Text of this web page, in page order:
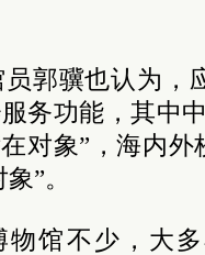
员郭骥也认为，
务功能，其中
对象”，海内外
”。
物馆不少，大